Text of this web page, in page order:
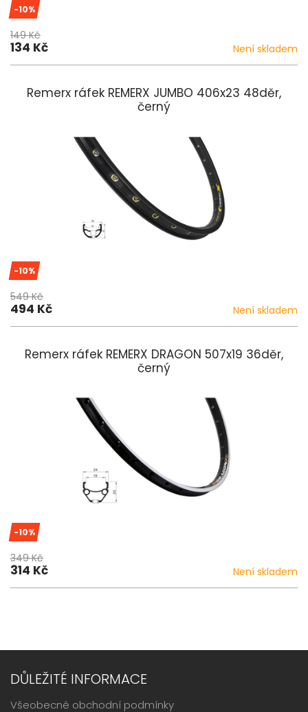
-10%
149 Kč
134 Kč Není skladem
Remerx ráfek REMERX JUMBO 406x23 48děr,
černý
-10%
549 Kč
494 Kč Není skladem
Remerx ráfek REMERX DRAGON 507x19 36děr,
černý
-10%
349 Kč
314 Kč Není skladem
DŮLEŽITÉ INFORMACE
Všeobecné obchodní podmínky